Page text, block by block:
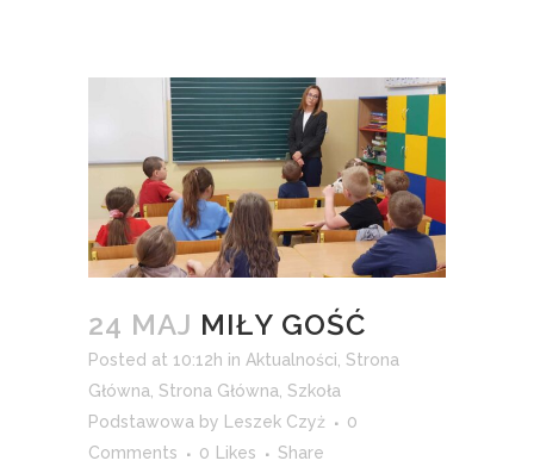
24 MAJ MIŁY GOŚĆ
Posted at 10:12h in Aktualności, Strona
Główna, Strona Główna, Szkoła
Podstawowa by Leszek Czyż
0
Comments
0 Likes Share